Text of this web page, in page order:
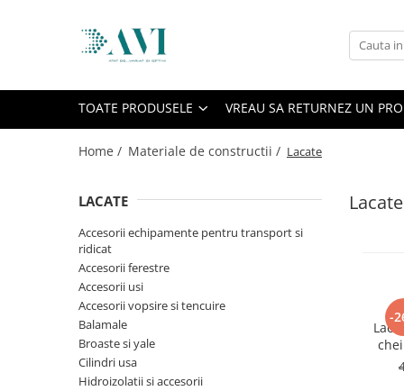
Toate Produsele
Aparate electrocasnice & accesorii
Perii de par si piepteni
Unghiere si clesti manichiura &
pedichiura
Baterii sanitare baie
Coloane de dus si seturi de dus
TOATE PRODUSELE VREAU SA RETURNEZ UN
Home / Materiale de constructii / Lacate
Lacate
LACATE
Accesorii echipamente pentru transport si
ridicat
Accesorii ferestre
Accesorii usi
Accesorii vopsire si tencuire
Balamale
Broaste si yale
Cilindri usa
Hidroizolatii si accesorii
-